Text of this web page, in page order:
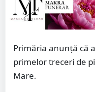
Primăria anunță că
primelor treceri de
Mare.